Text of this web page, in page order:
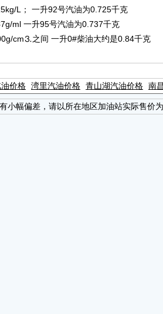
L； 一升92号汽油为0.725千克
ml 一升95号汽油为0.737千克
cm⒊之间 一升0#柴油大约是0.84千克
价格 湾里汽油价格 青山湖汽油价格 南
小幅偏差，请以所在地区加油站实际售价